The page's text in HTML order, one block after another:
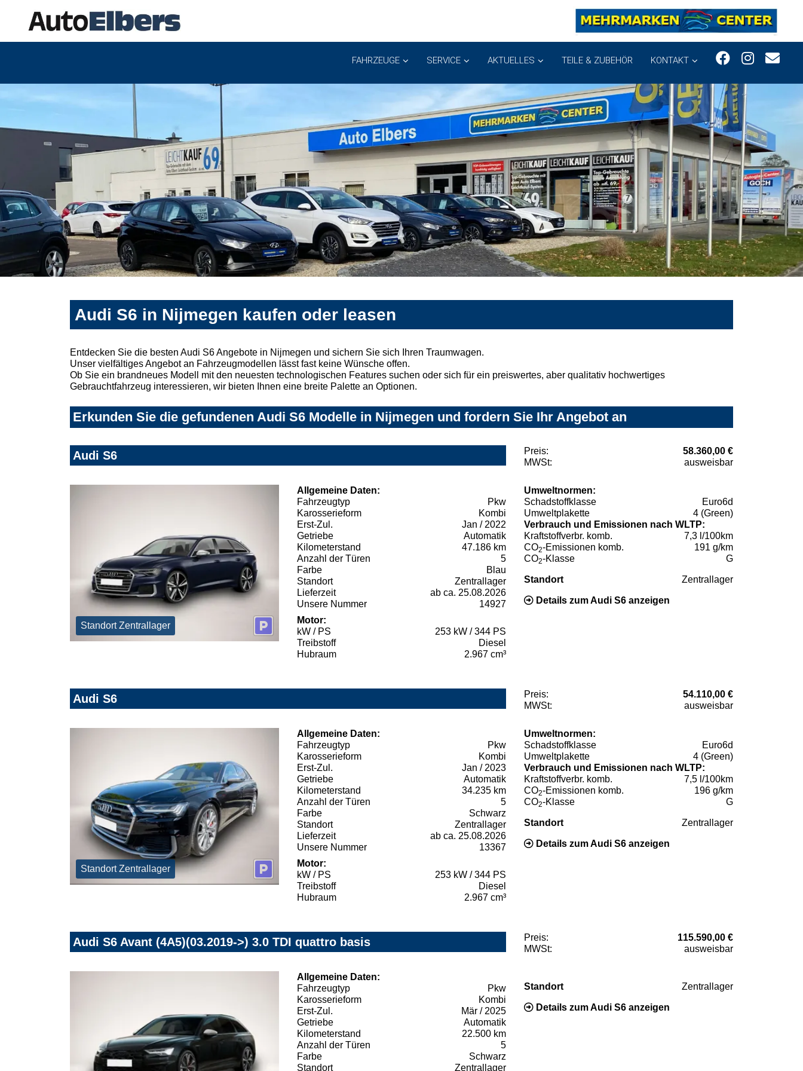
FAHRZEUGE SERVICE AKTUELLES TEILE & ZUBEHÖR KONTAKT
Audi S6 in Nijmegen kaufen oder leasen
Entdecken Sie die besten Audi S6 Angebote in Nijmegen und sichern Sie sich Ihren Traumwagen.
Unser vielfältiges Angebot an Fahrzeugmodellen lässt fast keine Wünsche offen.
Ob Sie ein brandneues Modell mit den neuesten technologischen Features suchen oder sich für ein preiswertes, aber qualitativ hochwertiges
Gebrauchtfahrzeug interessieren, wir bieten Ihnen eine breite Palette an Optionen.
Erkunden Sie die gefundenen Audi S6 Modelle in Nijmegen und fordern Sie Ihr Angebot an
Audi S6 Preis:
58.360,00 €
MWSt:
ausweisbar
Standort Zentrallager
Allgemeine Daten:
Fahrzeugtyp
Pkw
Karosserieform
Kombi
Erst-Zul.
Jan / 2022
Getriebe
Automatik
Kilometerstand
47.186 km
Anzahl der Türen
5
Farbe
Blau
Standort
Zentrallager
Lieferzeit
ab ca. 25.08.2026
Unsere Nummer
14927
Motor:
kW / PS
253 kW / 344 PS
Treibstoff
Diesel
Hubraum
2.967 cm³
Umweltnormen:
Schadstoffklasse
Euro6d
Umweltplakette
4 (Green)
Verbrauch und Emissionen nach WLTP:
Kraftstoffverbr. komb.
7,3 l/100km
CO2-Emissionen komb.
191 g/km
CO2-Klasse G
Standort Zentrallager
Details zum Audi S6 anzeigen
Audi S6 Preis:
54.110,00 €
MWSt:
ausweisbar
Standort Zentrallager
Allgemeine Daten:
Fahrzeugtyp
Pkw
Karosserieform
Kombi
Erst-Zul.
Jan / 2023
Getriebe
Automatik
Kilometerstand
34.235 km
Anzahl der Türen
5
Farbe
Schwarz
Standort
Zentrallager
Lieferzeit
ab ca. 25.08.2026
Unsere Nummer
13367
Motor:
kW / PS
253 kW / 344 PS
Treibstoff
Diesel
Hubraum
2.967 cm³
Umweltnormen:
Schadstoffklasse
Euro6d
Umweltplakette
4 (Green)
Verbrauch und Emissionen nach WLTP:
Kraftstoffverbr. komb.
7,5 l/100km
CO2-Emissionen komb.
196 g/km
CO2-Klasse G
Standort Zentrallager
Details zum Audi S6 anzeigen
Audi S6 Avant (4A5)(03.2019->) 3.0 TDI quattro basis Preis:
115.590,00 €
MWSt:
ausweisbar
Allgemeine Daten:
Fahrzeugtyp
Pkw
Karosserieform
Kombi
Erst-Zul.
Mär / 2025
Getriebe
Automatik
Kilometerstand
22.500 km
Anzahl der Türen
5
Farbe
Schwarz
Standort
Zentrallager
Standort Zentrallager
Details zum Audi S6 anzeigen